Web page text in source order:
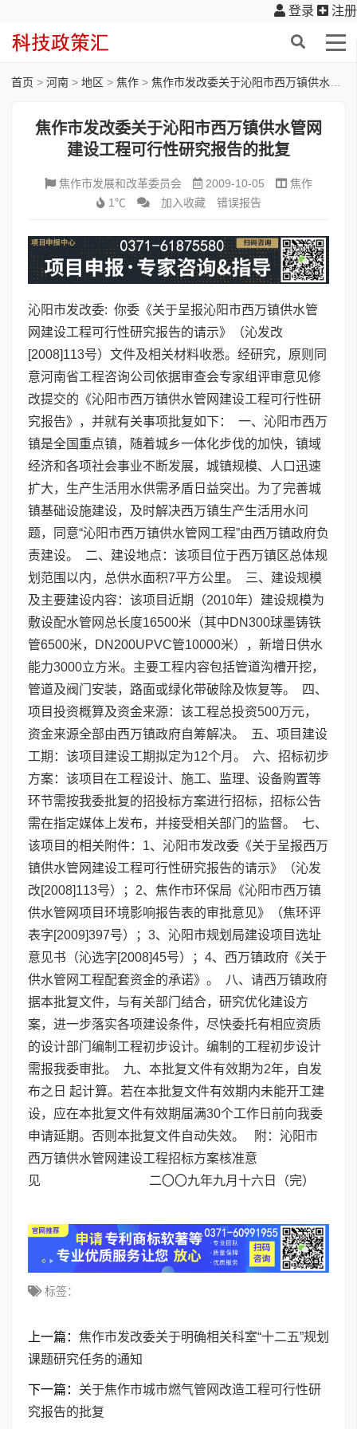
登录 注册
首页 > 河南 > 地区 > 焦作 > 焦作市发改委关于沁阳市西万镇供水管网建设工程可行性研究报告的批复
焦作市发改委关于沁阳市西万镇供水管网
建设工程可行性研究报告的批复
焦作市发展和改革委员会 2009-10-05
焦作
1℃
加入收藏 错误报告
沁阳市发改委: 你委《关于呈报沁阳市西万镇供水管
网建设工程可行性研究报告的请示》（沁发改
[2008]113号）文件及相关材料收悉。经研究，原则同
意河南省工程咨询公司依据审查会专家组评审意见修
改提交的《沁阳市西万镇供水管网建设工程可行性研
究报告》，并就有关事项批复如下： 一、沁阳市西万
镇是全国重点镇，随着城乡一体化步伐的加快，镇域
经济和各项社会事业不断发展，城镇规模、人口迅速
扩大，生产生活用水供需矛盾日益突出。为了完善城
镇基础设施建设，及时解决西万镇生产生活用水问
题，同意“沁阳市西万镇供水管网工程”由西万镇政府负
责建设。 二、建设地点：该项目位于西万镇区总体规
划范围以内，总供水面积7平方公里。 三、建设规模
及主要建设内容：该项目近期（2010年）建设规模为
敷设配水管网总长度16500米（其中DN300球墨铸铁
管6500米，DN200UPVC管10000米），新增日供水
能力3000立方米。主要工程内容包括管道沟槽开挖，
管道及阀门安装，路面或绿化带破除及恢复等。 四、
项目投资概算及资金来源：该工程总投资500万元，
资金来源全部由西万镇政府自筹解决。 五、项目建设
工期：该项目建设工期拟定为12个月。 六、招标初步
方案：该项目在工程设计、施工、监理、设备购置等
环节需按我委批复的招投标方案进行招标，招标公告
需在指定媒体上发布，并接受相关部门的监督。 七、
该项目的相关附件：1、沁阳市发改委《关于呈报西万
镇供水管网建设工程可行性研究报告的请示》（沁发
改[2008]113号）；2、焦作市环保局《沁阳市西万镇
供水管网项目环境影响报告表的审批意见》（焦环评
表字[2009]397号）；3、沁阳市规划局建设项目选址
意见书（沁选字[2008]45号）；4、西万镇政府《关于
供水管网工程配套资金的承诺》。 八、请西万镇政府
据本批复文件，与有关部门结合，研究优化建设方
案，进一步落实各项建设条件，尽快委托有相应资质
的设计部门编制工程初步设计。编制的工程初步设计
需报我委审批。 九、本批复文件有效期为2年，自发
布之日 起计算。若在本批复文件有效期内未能开工建
设，应在本批复文件有效期届满30个工作日前向我委
申请延期。否则本批复文件自动失效。 附：沁阳市
西万镇供水管网建设工程招标方案核准意
见 二〇〇九年九月十六日（完）
标签：
上一篇： 焦作市发改委关于明确相关科室“十二五”规划
课题研究任务的通知
下一篇： 关于焦作市城市燃气管网改造工程可行性研
究报告的批复